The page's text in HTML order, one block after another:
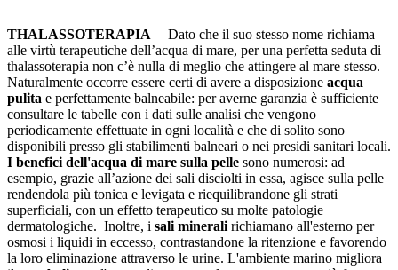
THALASSOTERAPIA – Dato che il suo stesso nome richiama
alle virtù terapeutiche dell’acqua di mare, per una perfetta seduta di
thalassoterapia non c’è nulla di meglio che attingere al mare stesso.
Naturalmente occorre essere certi di avere a disposizione acqua
pulita e perfettamente balneabile: per averne garanzia è sufficiente
consultare le tabelle con i dati sulle analisi che vengono
periodicamente effettuate in ogni località e che di solito sono
disponibili presso gli stabilimenti balneari o nei presidi sanitari locali.
I benefici dell'acqua di mare sulla pelle sono numerosi: ad
esempio, grazie all’azione dei sali disciolti in essa, agisce sulla pelle
rendendola più tonica e levigata e riequilibrandone gli strati
superficiali, con un effetto terapeutico su molte patologie
dermatologiche. Inoltre, i sali minerali richiamano all'esterno per
osmosi i liquidi in eccesso, contrastandone la ritenzione e favorendo
la loro eliminazione attraverso le urine. L'ambiente marino migliora